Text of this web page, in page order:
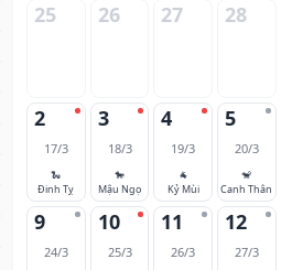
25 26 27 28
2
17/3
🐍
Đinh Tỵ
3
18/3
🐎
Mậu Ngọ
4
19/3
🐐
Kỷ Mùi
5
20/3
🐒
Canh Thân
9
24/3
10
25/3
11
26/3
12
27/3